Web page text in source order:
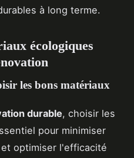
à long terme.
écologiques
les bons matériaux
durable, choisir les
pour minimiser
optimiser l'efficacité